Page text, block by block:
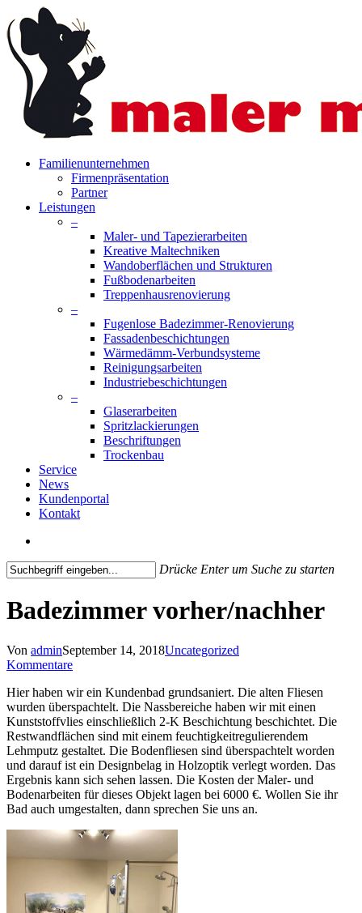
to
main
content
search
Menu
Familienunternehmen
Firmenpräsentation
Partner
Leistungen
–
Maler- und Tapezierarbeiten
Kreative Maltechniken
Wandoberflächen und Strukturen
Fußbodenarbeiten
Treppenhausrenovierung
–
Fugenlose Badezimmer-Renovierung
Fassadenbeschichtungen
Wärmedämm-Verbundsysteme
Reinigungsarbeiten
Industriebeschichtungen
–
Glaserarbeiten
Spritzlackierungen
Beschriftungen
Trockenbau
Service
News
Kundenportal
Kontakt
Drücke Enter um Suche zu starten
Search
Badezimmer vorher/nachher
Von adminSeptember 14, 2018Uncategorized
Kommentare
Hier haben wir ein Kundenbad grundsaniert. Die alten Fliesen
wurden überspachtelt. Die Nassbereiche haben wir mit einen
Kunststoffvlies einschließlich 2-K Beschichtung beschichtet. Die
Restwandflächen sind mit einem feuchtigkeitregulierendem
Lehmputz gestaltet. Die Bodenfliesen sind überspachtelt worden
und darauf ist ein Designbelag in Holzoptik verlegt worden. Das
Ergebnis kann sich sehen lassen. Die Kosten der Maler- und
Bodenarbeiten für dieses Objekt lagen bei 6000 €. Wollen Sie ihr
Bad auch umgestalten, dann sprechen Sie uns an.